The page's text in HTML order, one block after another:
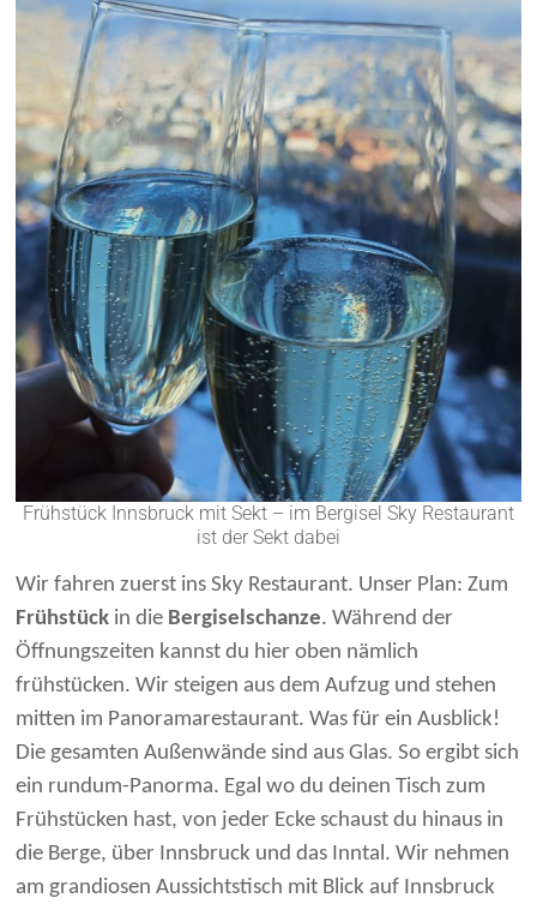
Frühstück Innsbruck mit Sekt – im Bergisel Sky Restaurant
ist der Sekt dabei
Wir fahren zuerst ins Sky Restaurant. Unser Plan: Zum
Frühstück in die Bergiselschanze. Während der
Öffnungszeiten kannst du hier oben nämlich
frühstücken. Wir steigen aus dem Aufzug und stehen
mitten im Panoramarestaurant. Was für ein Ausblick!
Die gesamten Außenwände sind aus Glas. So ergibt sich
ein rundum-Panorma. Egal wo du deinen Tisch zum
Frühstücken hast, von jeder Ecke schaust du hinaus in
die Berge, über Innsbruck und das Inntal. Wir nehmen
am grandiosen Aussichtstisch mit Blick auf Innsbruck